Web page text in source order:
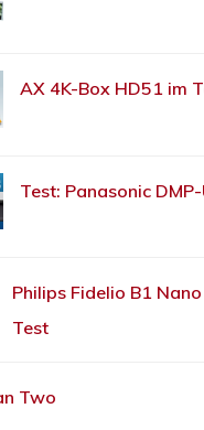
AX 4K-Box HD51 im
Test: Panasonic
Philips Fidelio B1
Test
Two